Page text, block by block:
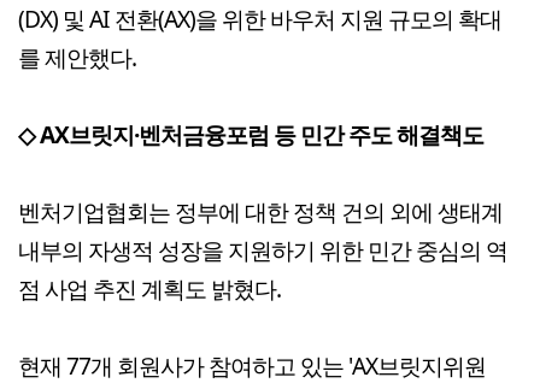
(DX) 및 AI 전환(AX)을 위한 바우처 지원 규모의 확대
를 제안했다.
◇ AX브릿지·벤처금융포럼 등 민간 주도 해결책도
벤처기업협회는 정부에 대한 정책 건의 외에 생태계
내부의 자생적 성장을 지원하기 위한 민간 중심의 역
점 사업 추진 계획도 밝혔다.
현재 77개 회원사가 참여하고 있는 'AX브릿지위원